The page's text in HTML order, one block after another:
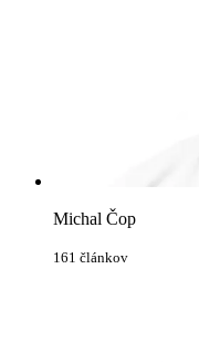
Michal Čop
161 článkov